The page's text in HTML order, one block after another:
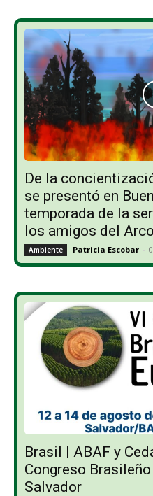
De la
se presentó en
temporada de la
los amigos del
Ambiente Patricia Escobar -
Brasil | ABAF y
Congreso
Salvador